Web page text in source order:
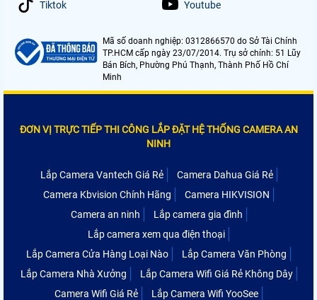
Tiktok Youtube
Mã số doanh nghiệp: 0312866570 do Sở Tài Chính
TP.HCM cấp ngày 23/07/2014. Trụ sở chính: 51 Lũy
Bán Bích, Phường Phú Thạnh, Thành Phố Hồ Chí
Minh
ĐƠN VỊ TRỰC TIẾP THI CÔNG LẮP ĐẶT HỆ THỐNG CAMERA AN
NINH
Lắp Camera Vantech Giá Rẻ
Camera Dahua Giá Rẻ
Camera Kbvision Chính Hãng
Camera HIKVISION
Camera an ninh
Lắp camera gia đình
Lắp camera xem qua điện thoại
Lắp Camera Cửa Hàng Loại Nào
Lắp Camera Văn Phòng
Lắp Camera Nhà Xưởng
Lắp Camera Wifi Giá Rẻ Không Dây
Camera Wifi Giá Rẻ
Lắp Camera Wifi YooSee